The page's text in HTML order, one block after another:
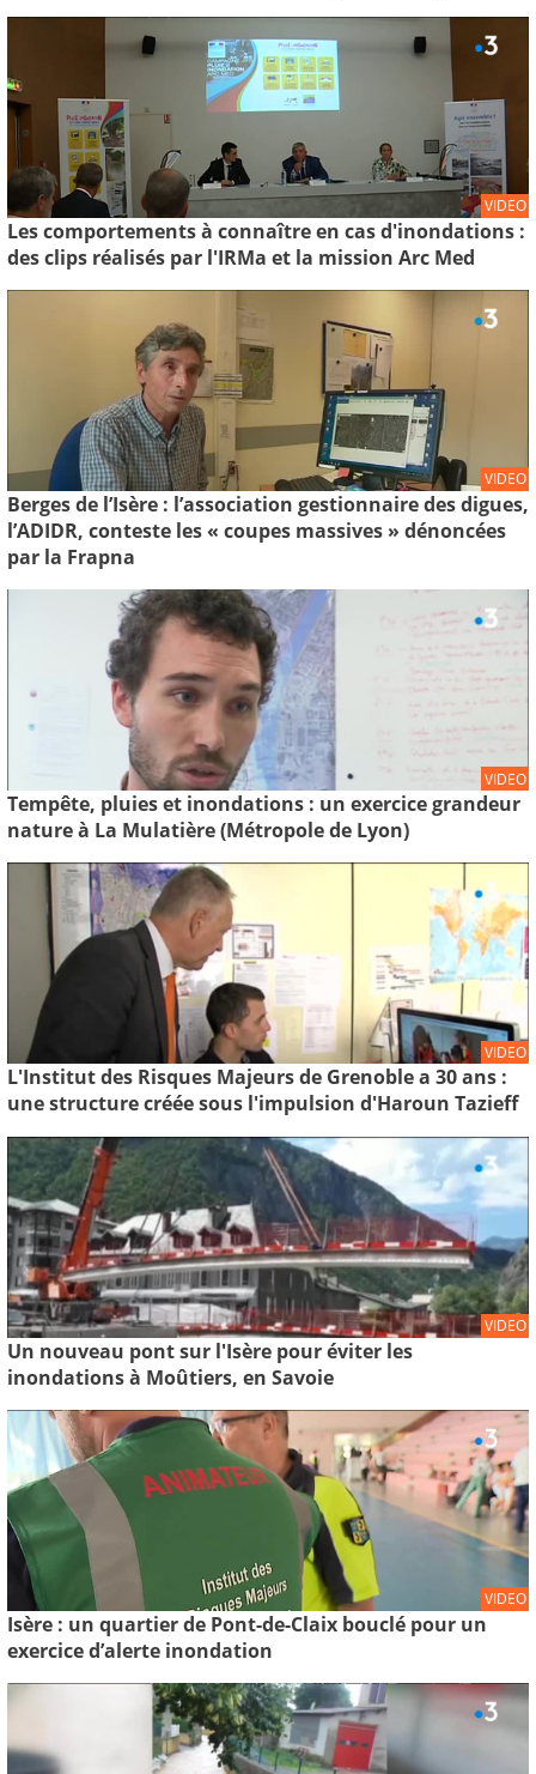
VIDEO
Les comportements à connaître en cas d'inondations :
des clips réalisés par l'IRMa et la mission Arc Med
VIDEO
Berges de l’Isère : l’association gestionnaire des digues,
l’ADIDR, conteste les « coupes massives » dénoncées
par la Frapna
VIDEO
Tempête, pluies et inondations : un exercice grandeur
nature à La Mulatière (Métropole de Lyon)
VIDEO
L'Institut des Risques Majeurs de Grenoble a 30 ans :
une structure créée sous l'impulsion d'Haroun Tazieff
VIDEO
Un nouveau pont sur l'Isère pour éviter les
inondations à Moûtiers, en Savoie
VIDEO
Isère : un quartier de Pont-de-Claix bouclé pour un
exercice d’alerte inondation